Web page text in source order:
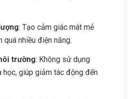
: Tạo cảm giác mát mẻ
quá nhiều điện năng.
trường: Không sử dụng
học, giúp giảm tác động đến